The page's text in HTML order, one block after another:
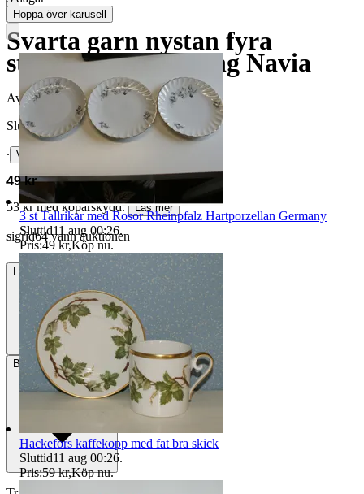
Svarta garn nystan fyra
stycken ullblandning Navia
Avslutad 15 jul 21:34
Slutpris
∙ Visa bud
49 kr
53 kr med köparskydd. Läs mer
sigrid64 vann auktionen
Frakt 49 kr DSV
BetalningVia Tradera
Hoppa över karusell
3 st Tallrikar med Rosor Rheinpfalz Hartporzellan Germany
Sluttid11 aug 00:26.
Pris:49 kr,Köp nu.
Hackefors kaffekopp med fat bra skick
Sluttid11 aug 00:26.
Pris:59 kr,Köp nu.